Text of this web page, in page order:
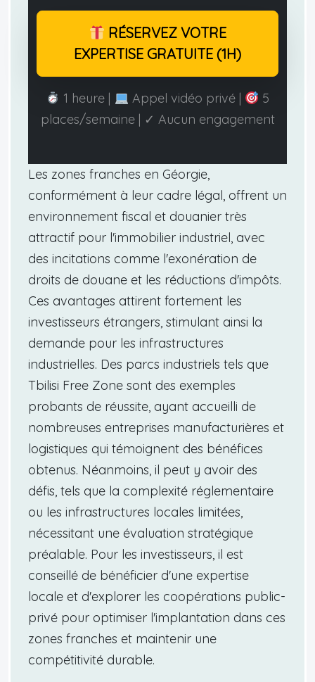
RÉSERVEZ VOTRE
EXPERTISE GRATUITE (1H)
1 heure | Appel vidéo privé |
5
places/semaine | ✓ Aucun engagement
Les zones franches en Géorgie,
conformément à leur cadre légal, offrent un
environnement fiscal et douanier très
attractif pour l'immobilier industriel, avec
des incitations comme l'exonération de
droits de douane et les réductions d'impôts.
Ces avantages attirent fortement les
investisseurs étrangers, stimulant ainsi la
demande pour les infrastructures
industrielles. Des parcs industriels tels que
Tbilisi Free Zone sont des exemples
probants de réussite, ayant accueilli de
nombreuses entreprises manufacturières et
logistiques qui témoignent des bénéfices
obtenus. Néanmoins, il peut y avoir des
défis, tels que la complexité réglementaire
ou les infrastructures locales limitées,
nécessitant une évaluation stratégique
préalable. Pour les investisseurs, il est
conseillé de bénéficier d'une expertise
locale et d'explorer les coopérations public-
privé pour optimiser l'implantation dans ces
zones franches et maintenir une
compétitivité durable.